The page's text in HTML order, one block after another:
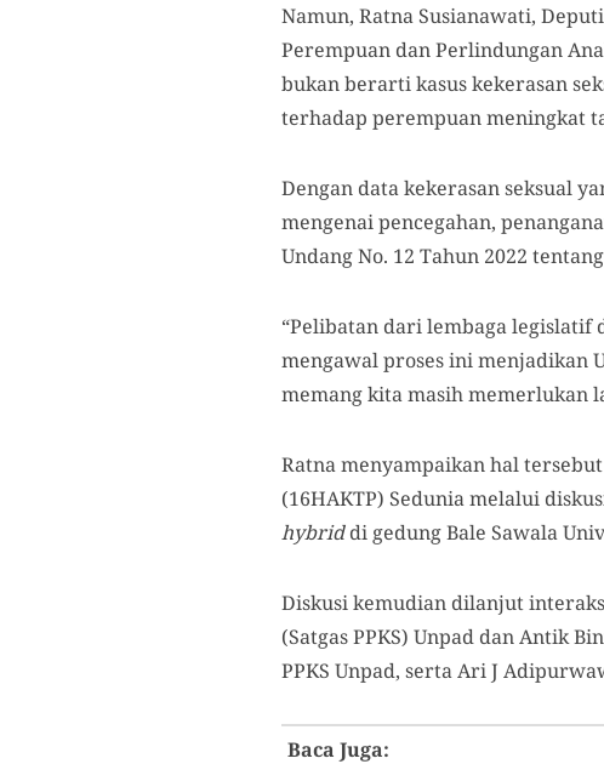
Namun, Ratna Susianawati,
Perempuan dan Perlindungan
bukan berarti kasus kekerasan
terhadap perempuan meningkat
Dengan data kekerasan seksual
mengenai pencegahan,
Undang No. 12 Tahun 2022
“Pelibatan dari lembaga
mengawal proses ini menjadikan
memang kita masih memerlukan
Ratna menyampaikan hal
(16HAKTP) Sedunia melalui
hybriddi gedung Bale Sawala
Diskusi kemudian dilanjut
(Satgas PPKS) Unpad dan Antik
PPKS Unpad, serta Ari J
Baca Juga: